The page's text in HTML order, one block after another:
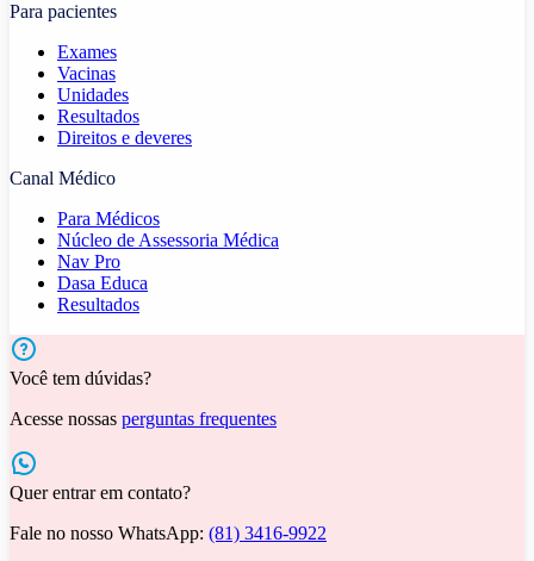
Para pacientes
Exames
Vacinas
Unidades
Resultados
Direitos e deveres
Canal Médico
Para Médicos
Núcleo de Assessoria Médica
Nav Pro
Dasa Educa
Resultados
Você tem dúvidas?
Acesse nossas perguntas frequentes
Quer entrar em contato?
Fale no nosso WhatsApp: (81) 3416-9922